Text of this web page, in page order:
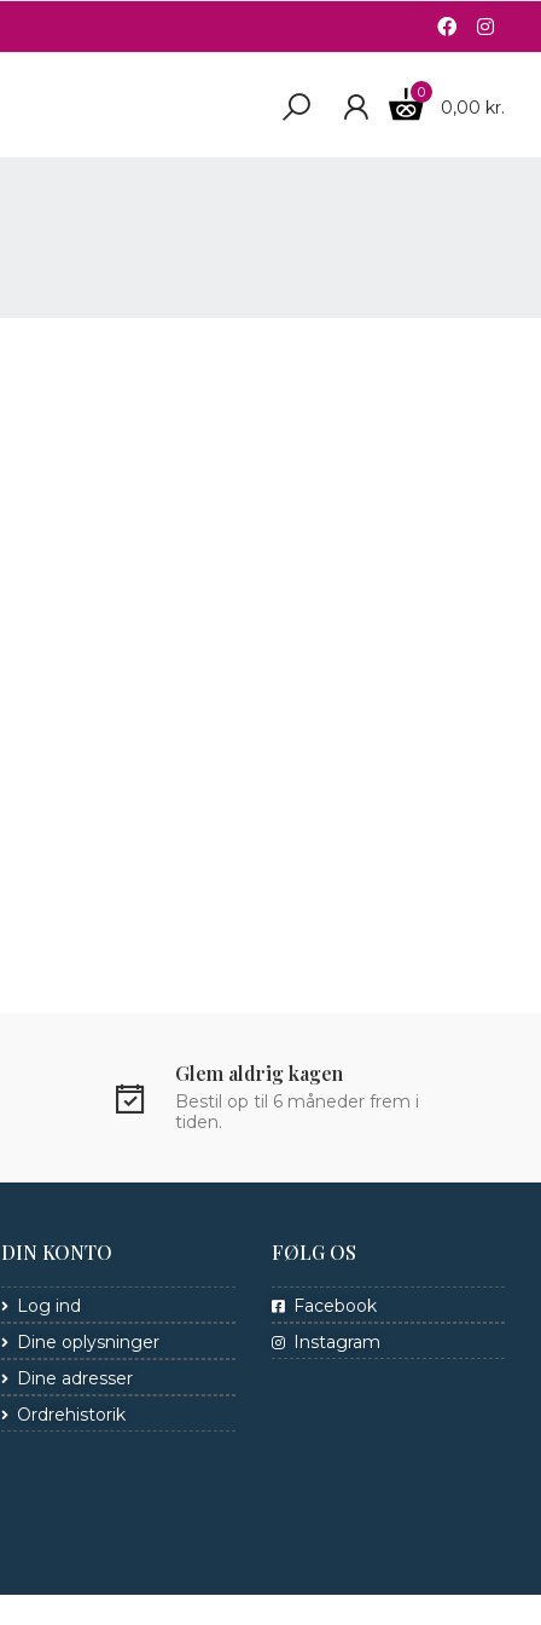
0
0,00 kr.
Glem aldrig kagen
Bestil op til 6 måneder frem i
tiden.
DIN KONTO
Log ind
Dine oplysninger
Dine adresser
Ordrehistorik
FØLG OS
Facebook
Instagram